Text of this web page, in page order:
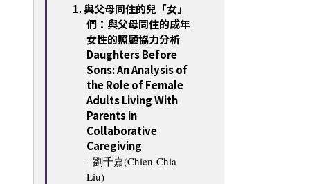
1. 與父母同住的兒「女」
們：與父母同住的成年
女性的照顧協力分析
Daughters Before
Sons: An Analysis of
the Role of Female
Adults Living With
Parents in
Collaborative
Caregiving
- 劉千嘉(Chien-Chia
Liu)